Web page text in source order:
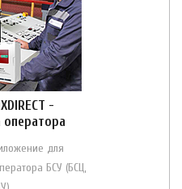
-
для
БСУ (БСЦ,